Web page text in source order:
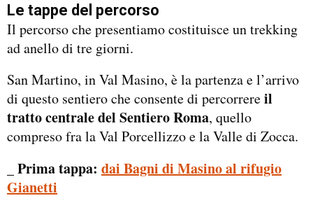
Le tappe del percorso
Il percorso che presentiamo costituisce un trekking
ad anello di tre giorni.
San Martino, in Val Masino, è la partenza e l’arrivo
di questo sentiero che consente di percorrereil
tratto centrale del Sentiero Roma, quello
compreso fra la Val Porcellizzo e la Valle di Zocca.
_ Prima tappa: dai Bagni di Masino al rifugio
Gianetti